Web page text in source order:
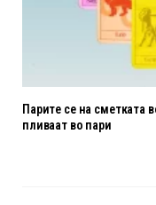
Парите се на сметката
пливаат во пари